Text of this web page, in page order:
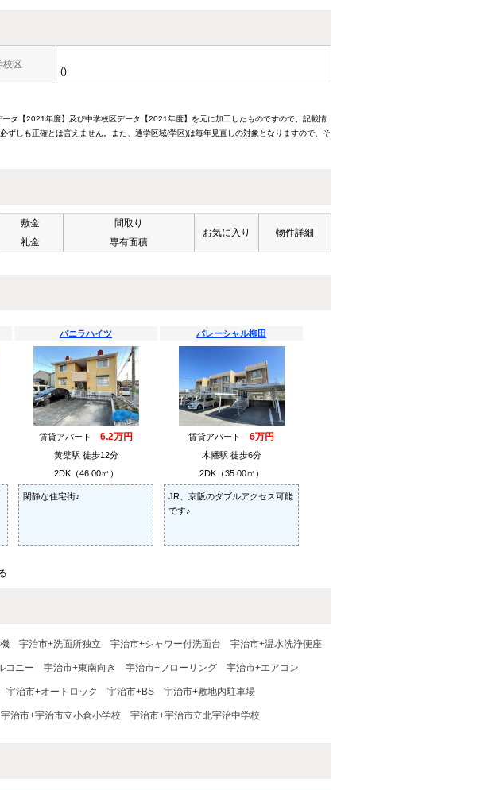
校区
()
タ【2021年度】及び中学校区データ【2021年度】を元に加工したものですので、記載情
しも正確とは言えません。また、通学区域(学区)は毎年見直しの対象となりますので、そ
敷金
礼金
間取り
専有面積
お気に入り 物件詳細
バニラハイツ
賃貸アパート 6.2万円
黄檗駅 徒歩12分
2DK（46.00㎡）
閑静な住宅街♪
パレーシャル柳田
賃貸アパート 6万円
木幡駅 徒歩6分
2DK（35.00㎡）
JR、京阪のダブルアクセス可能
です♪
宇治市+洗面所独立 宇治市+シャワー付洗面台 宇治市+温水洗浄便座
コニー 宇治市+東南向き 宇治市+フローリング 宇治市+エアコン
宇治市+オートロック 宇治市+BS 宇治市+敷地内駐車場
宇治市+宇治市立小倉小学校 宇治市+宇治市立北宇治中学校